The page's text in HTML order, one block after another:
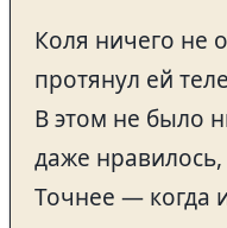
Коля ничего не
протянул ей
В этом не было
даже нравилось,
Точнее — когда